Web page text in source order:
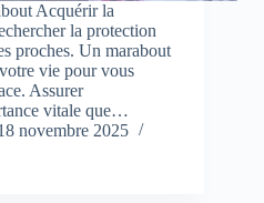
Acquérir la
la protection
proches. Un marabout
vie pour vous
Assurer
vitale que…
novembre 2025